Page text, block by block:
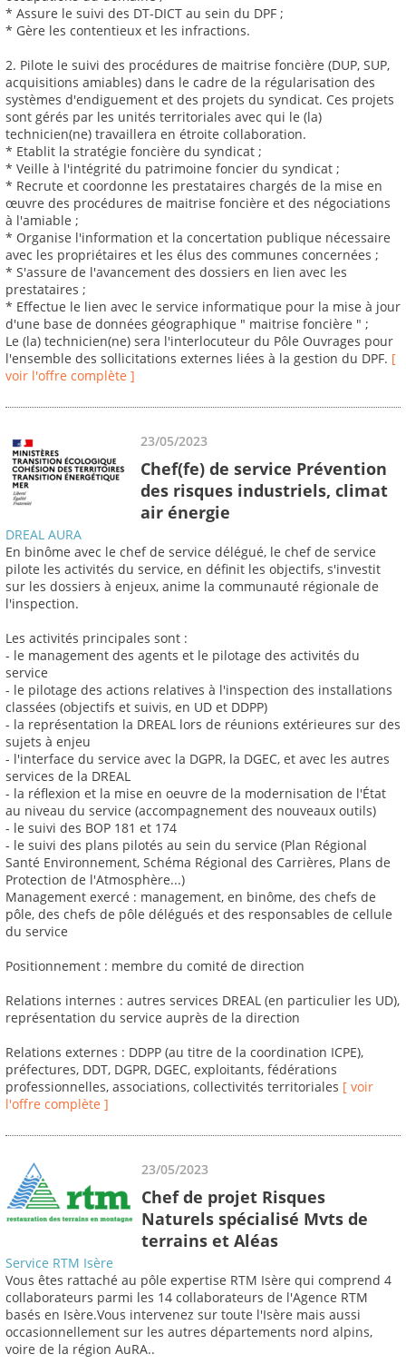
* Assure le suivi des DT-DICT au sein du DPF ;
* Gère les contentieux et les infractions.
2. Pilote le suivi des procédures de maitrise foncière (DUP, SUP,
acquisitions amiables) dans le cadre de la régularisation des
systèmes d'endiguement et des projets du syndicat. Ces projets
sont gérés par les unités territoriales avec qui le (la)
technicien(ne) travaillera en étroite collaboration.
* Etablit la stratégie foncière du syndicat ;
* Veille à l'intégrité du patrimoine foncier du syndicat ;
* Recrute et coordonne les prestataires chargés de la mise en
œuvre des procédures de maitrise foncière et des négociations
à l'amiable ;
* Organise l'information et la concertation publique nécessaire
avec les propriétaires et les élus des communes concernées ;
* S'assure de l'avancement des dossiers en lien avec les
prestataires ;
* Effectue le lien avec le service informatique pour la mise à jour
d'une base de données géographique " maitrise foncière " ;
Le (la) technicien(ne) sera l'interlocuteur du Pôle Ouvrages pour
l'ensemble des sollicitations externes liées à la gestion du DPF. [
voir l'offre complète ]
23/05/2023
Chef(fe) de service Prévention
des risques industriels, climat
air énergie
DREAL AURA
En binôme avec le chef de service délégué, le chef de service
pilote les activités du service, en définit les objectifs, s'investit
sur les dossiers à enjeux, anime la communauté régionale de
l'inspection.
Les activités principales sont :
- le management des agents et le pilotage des activités du
service
- le pilotage des actions relatives à l'inspection des installations
classées (objectifs et suivis, en UD et DDPP)
- la représentation la DREAL lors de réunions extérieures sur des
sujets à enjeu
- l'interface du service avec la DGPR, la DGEC, et avec les autres
services de la DREAL
- la réflexion et la mise en oeuvre de la modernisation de l'État
au niveau du service (accompagnement des nouveaux outils)
- le suivi des BOP 181 et 174
- le suivi des plans pilotés au sein du service (Plan Régional
Santé Environnement, Schéma Régional des Carrières, Plans de
Protection de l'Atmosphère...)
Management exercé : management, en binôme, des chefs de
pôle, des chefs de pôle délégués et des responsables de cellule
du service
Positionnement : membre du comité de direction
Relations internes : autres services DREAL (en particulier les UD),
représentation du service auprès de la direction
Relations externes : DDPP (au titre de la coordination ICPE),
préfectures, DDT, DGPR, DGEC, exploitants, fédérations
professionnelles, associations, collectivités territoriales [ voir
l'offre complète ]
23/05/2023
Chef de projet Risques
Naturels spécialisé Mvts de
terrains et Aléas
Service RTM Isère
Vous êtes rattaché au pôle expertise RTM Isère qui comprend 4
collaborateurs parmi les 14 collaborateurs de l'Agence RTM
basés en Isère.Vous intervenez sur toute l'Isère mais aussi
occasionnellement sur les autres départements nord alpins,
voire de la région AuRA..